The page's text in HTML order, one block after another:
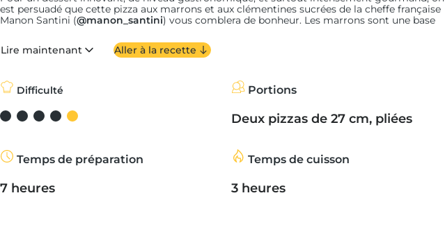
est persuadé que cette pizza aux marrons et aux clémentines sucrées de la cheffe française
Manon Santini (@manon_santini) vous comblera de bonheur. Les marrons sont une base
croustillante accompagnée d’un savoureux praliné aux amandes.
glacé.
Lire maintenant Aller à la recette
Difficulté Portions
Deux pizzas de 27 cm, pliées
Temps de préparation
7 heures
Temps de cuisson
3 heures